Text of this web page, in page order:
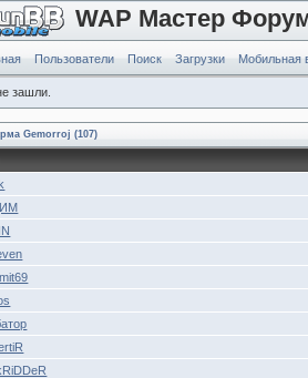
WAP Мастер
Пользователи Поиск Загрузки Мобильная
зашли.
Gemorroj (107)